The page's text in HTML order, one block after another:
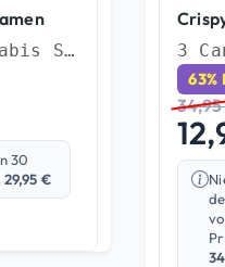
3 Feminisierte Cannabis Samen
30
29,95 €
63%
34,95